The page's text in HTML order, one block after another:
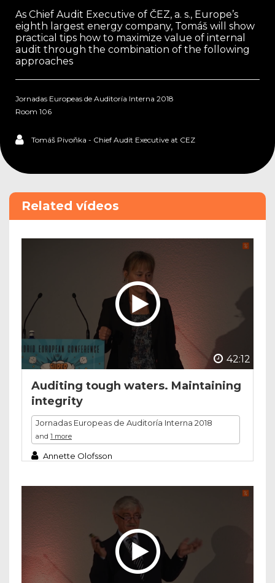
As Chief Audit Executive of ČEZ, a. s., Europe’s
eighth largest energy company, Tomáš will show
practical tips how to maximize value of internal
audit through the combination of the following
approaches
Jornadas Europeas de Auditoría Interna 2018
Room 106
Tomáš Pivoňka - Chief Audit Executive at CEZ
Related vídeos
42:12
Auditing tough waters. Maintaining
integrity
Jornadas Europeas de Auditoría Interna 2018
and 1 more
Annette Olofsson